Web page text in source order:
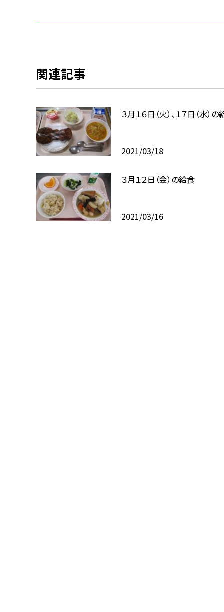
関連記事
３月１６日（火）、１７日（水）
2021/03/18
３月１２日（金）の給食
2021/03/16